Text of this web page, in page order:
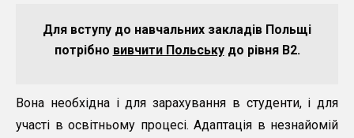
Для вступу до навчальних закладів Польщі
потрібно вивчити Польськудо рівня В2.
Вона необхідна і для зарахування в студенти, і для
участі в освітньому процесі. Адаптація в незнайомій